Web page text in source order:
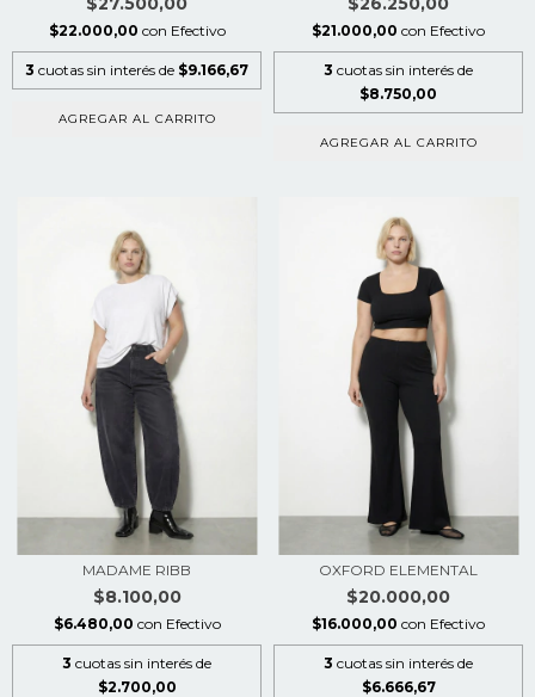
$22.000,00 con Efectivo
3 cuotas sin interés de $9.166,67
AGREGAR AL CARRITO
$21.000,00 con Efectivo
3 cuotas sin interés de
$8.750,00
AGREGAR AL CARRITO
MADAME RIBB
$8.100,00
$6.480,00 con Efectivo
3 cuotas sin interés de
$2.700,00
OXFORD ELEMENTAL
$20.000,00
$16.000,00 con Efectivo
3 cuotas sin interés de
$6.666,67